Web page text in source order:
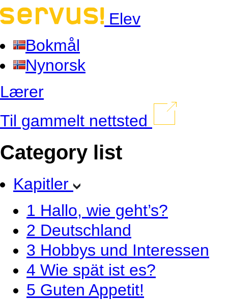
Elev
Bokmål
Nynorsk
Lærer
Til gammelt nettsted
Category list
Kapitler
1 Hallo, wie geht’s?
2 Deutschland
3 Hobbys und Interessen
4 Wie spät ist es?
5 Guten Appetit!